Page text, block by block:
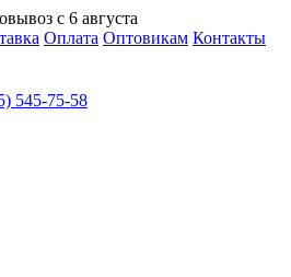
с 6 августа
Оплата Оптовикам Контакты
545-75-58